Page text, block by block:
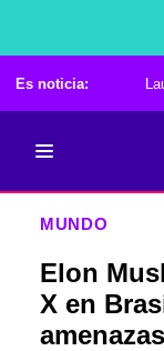
Es noticia:
MUNDO
Elon
X en